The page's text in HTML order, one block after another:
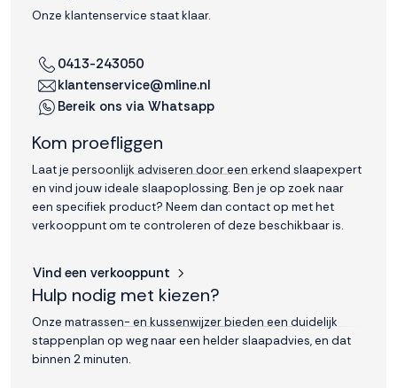
Onze klantenservice staat klaar.
0413-243050
klantenservice@mline.nl
Bereik ons via Whatsapp
Kom proefliggen
Laat je persoonlijk adviseren door een erkend slaapexpert
en vind jouw ideale slaapoplossing. Ben je op zoek naar
een specifiek product? Neem dan contact op met het
verkooppunt om te controleren of deze beschikbaar is.
Vind een verkooppunt
Hulp nodig met kiezen?
Onze matrassen- en kussenwijzer bieden een duidelijk
stappenplan op weg naar een helder slaapadvies, en dat
binnen 2 minuten.